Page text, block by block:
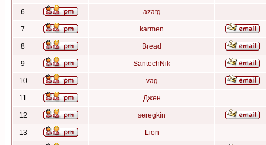
6 azatg
7 karmen
8 Bread
9 SantechNik
10 vag
11 Джен
12 seregkin
13 Lion